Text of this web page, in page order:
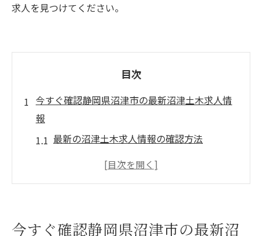
求人を見つけてください。
目次
今すぐ確認静岡県沼津市の最新沼津土木求人情
報
最新の沼津土木求人情報の確認方法
地元企業による最新求人情報の紹介
おすすめの求人サイトの紹介
今すぐ確認静岡県沼津市の最新沼